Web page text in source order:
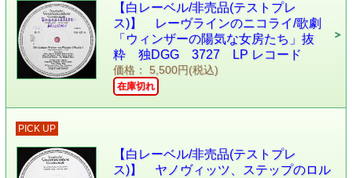
【白レーベル/非売品(テストプレ
ス)】 レーヴラインのニコライ/歌劇
「ウィンザーの陽気な女房たち」抜
粋 独DGG 3727 LP レコード
価格： 5,500円(税込)
在庫切れ
PICK UP
【白レーベル/非売品(テストプレ
ス)】 ヤノヴィッツ、ステップのロル